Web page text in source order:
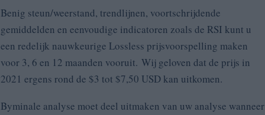
Benig steun/weerstand, trendlijnen, voortschrijdende
gemiddelden en eenvoudige indicatoren zoals de RSI kunt u
een redelijk nauwkeurige Lossless prijsvoorspelling maken
voor 3, 6 en 12 maanden vooruit. Wij geloven dat de prijs in
2021 ergens rond de $3 tot $7,50 USD kan uitkomen.
Byminale analyse moet deel uitmaken van uw analyse wanneer